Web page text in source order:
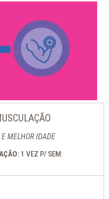
MELHOR IDADE
1 VEZ P/ SEM.